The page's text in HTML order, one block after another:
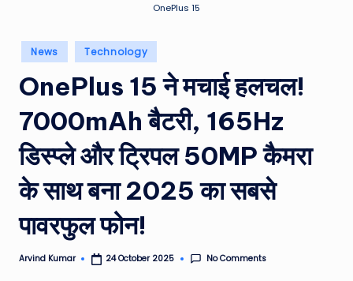
e
c
h
&
M
o
vi
e
N
OnePlus 15
Posted
in
News Technology
OnePlus 15 ने मचाई हलचल!
7000mAh बैटरी, 165Hz
डिस्प्ले और ट्रिपल 50MP कैमरा
के साथ बना 2025 का सबसे
पावरफुल फोन!
Posted
Arvind Kumar 24 October 2025 No Comments